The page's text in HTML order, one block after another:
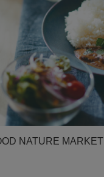
NATURE MARKET